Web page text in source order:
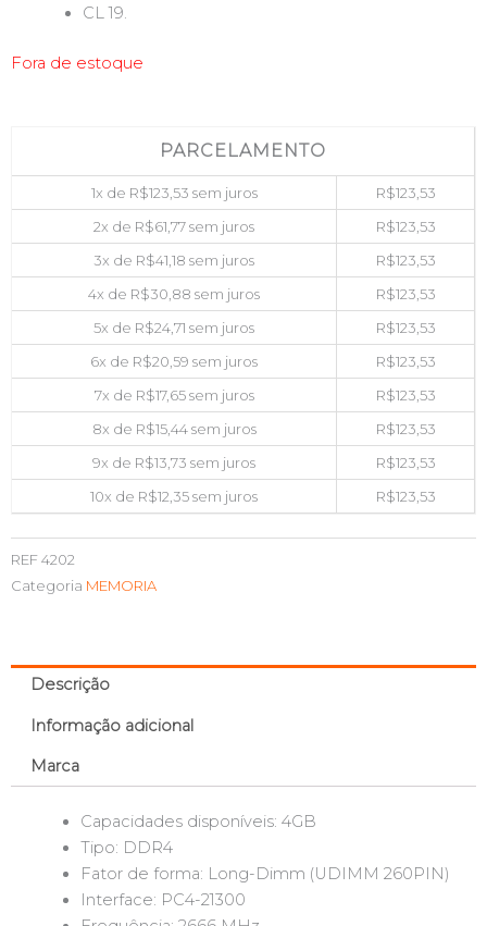
CL 19.
Fora de estoque
PARCELAMENTO
1x de R$123,53 sem juros R$123,53
2x de R$61,77sem juros R$123,53
3x de R$41,18 sem juros R$123,53
4x de R$30,88 sem juros R$123,53
5x de R$24,71 sem juros R$123,53
6x de R$20,59 sem juros R$123,53
7x de R$17,65sem juros R$123,53
8x de R$15,44sem juros R$123,53
9x de R$13,73 sem juros R$123,53
10x de R$12,35sem juros R$123,53
REF4202
Categoria MEMORIA
Descrição
Informação adicional
Marca
Capacidades disponíveis: 4GB
Tipo: DDR4
Fator de forma: Long-Dimm (UDIMM 260PIN)
Interface: PC4-21300